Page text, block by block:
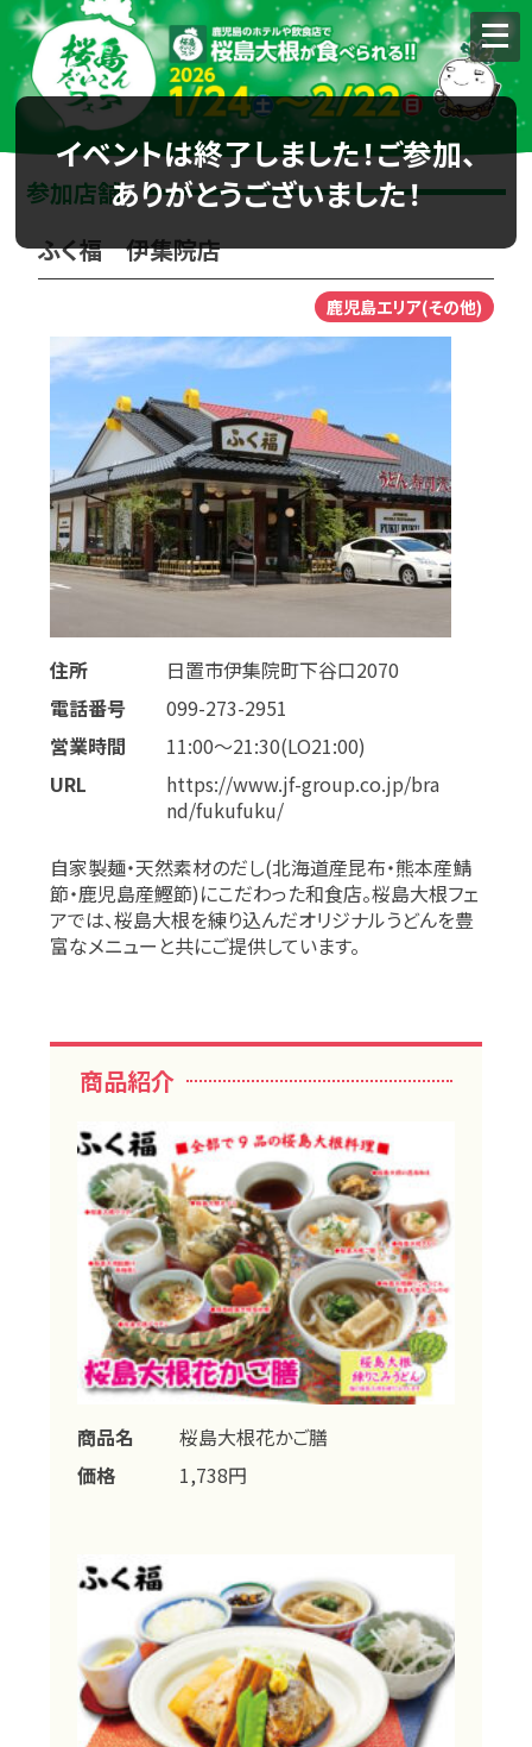
イベントは終了しました！ご参加、
ありがとうございました！
参加店舗
ふく福 伊集院店
鹿児島エリア(その他)
住所
日置市伊集院町下谷口2070
電話番号
099-273-2951
営業時間
11:00～21:30(LO21:00)
URL
https://www.jf-group.co.jp/bra
nd/fukufuku/
自家製麺・天然素材のだし(北海道産昆布・熊本産鯖
節・鹿児島産鰹節)にこだわった和食店。桜島大根フェ
アでは、桜島大根を練り込んだオリジナルうどんを豊
富なメニューと共にご提供しています。
商品紹介
商品名
桜島大根花かご膳
価格
1,738円